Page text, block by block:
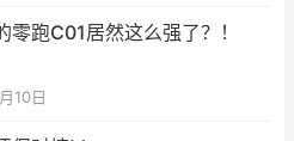
零跑C01居然这么强了？！
10日